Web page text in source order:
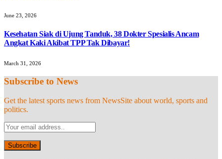
June 23, 2026
Kesehatan Siak di Ujung Tanduk, 38 Dokter Spesialis Ancam
Angkat Kaki Akibat TPP Tak Dibayar!
March 31, 2026
Subscribe to News
Get the latest sports news from NewsSite about world, sports and
politics.